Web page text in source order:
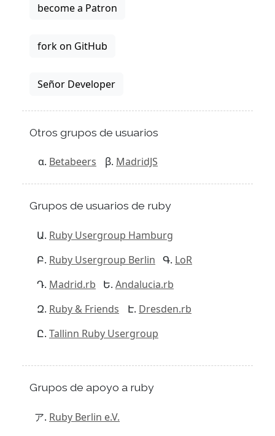
become a Patron
fork on GitHub
Señor Developer
Otros grupos de usuarios
Betabeers MadridJS
Grupos de usuarios de ruby
Ruby Usergroup Hamburg
Ruby Usergroup Berlin
LoR
Madrid.rb
Andalucia.rb
Ruby & Friends
Dresden.rb
Tallinn Ruby Usergroup
Grupos de apoyo a ruby
Ruby Berlin e.V.